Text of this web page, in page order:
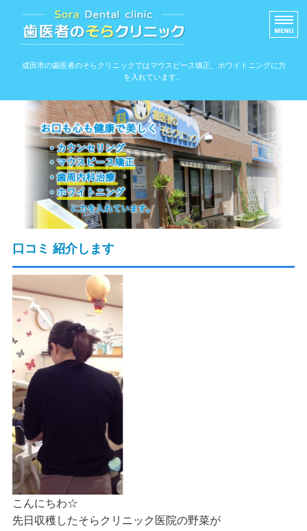
信頼できる歯医者の
成田市の歯医者のそらクリニックではマウスピース矯正、ホワイトニングに力
を入れています。
ホーム
院内ツアー
アクセス
スタッフ紹介
口コミ 紹介します
こんにちわ☆
先日収穫したそらクリニック医院の野菜が